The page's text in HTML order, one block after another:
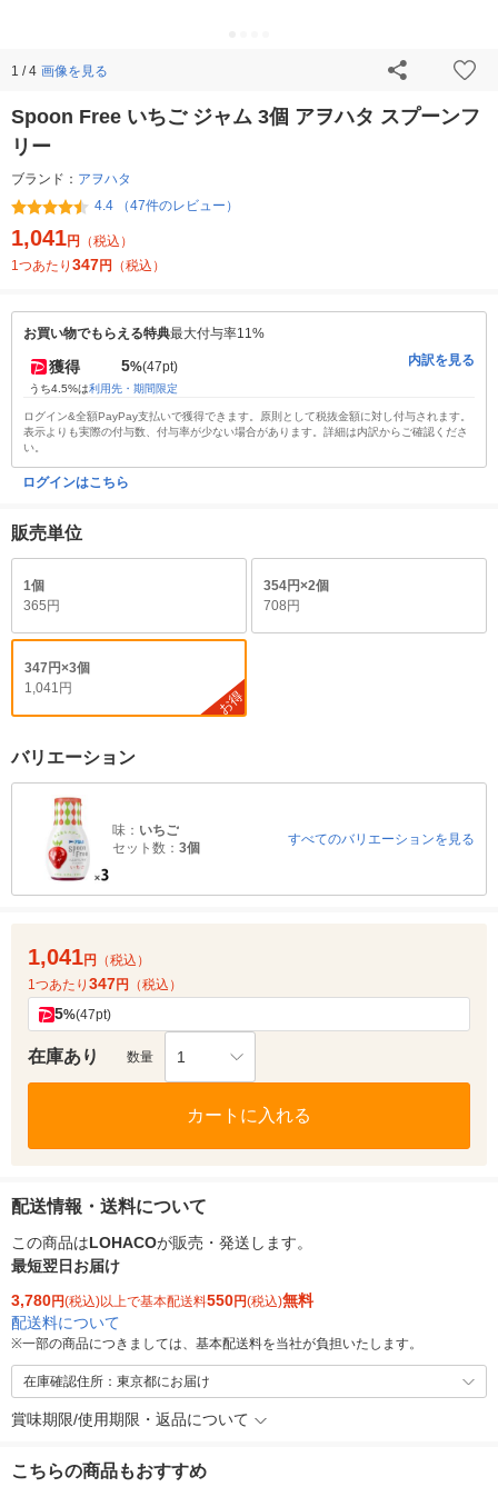
1 / 4 画像を見る
Spoon Free いちご ジャム 3個 アヲハタ スプーンフ
リー
ブランド： アヲハタ
4.4 （47件のレビュー）
1,041円
（税込）
1つあたり 347円 （税込）
お買い物でもらえる特典最大付与率11%
獲得 5%(47pt)
うち4.5%は利用先・期間限定
内訳を見る
ログイン&全額PayPay支払いで獲得できます。原則として税抜金額に対し付与されます。
表示よりも実際の付与数、付与率が少ない場合があります。詳細は内訳からご確認くださ
い。
ログインはこちら
販売単位
1個
365円
354円×2個
708円
347円×3個
1,041円
お得
バリエーション
味： いちご
セット数： 3個
すべてのバリエーションを見る
1,041円
（税込）
1つあたり 347円 （税込）
5%(47pt)
在庫あり 数量 1
カートに入れる
配送情報・送料について
この商品はLOHACOが販売・発送します。
最短翌日お届け
3,780円(税込)以上で基本配送料550円(税込)無料
配送料について
※一部の商品につきましては、基本配送料を当社が負担いたします。
在庫確認住所：東京都にお届け
賞味期限/使用期限・返品について
こちらの商品もおすすめ